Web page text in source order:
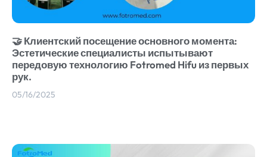
🤝 Клиентский посещение основного момента:
Эстетические специалисты испытывают
передовую технологию Fotromed Hifu из первых
рук.
05/16/2025